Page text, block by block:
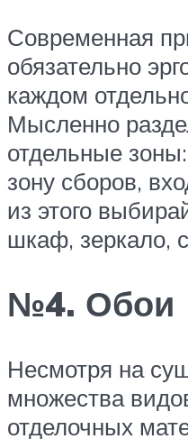
Современная
обязательно
каждом
Мысленно
отдельные
зону сборов,
из этого
шкаф, зеркало,
№4. Обои
Несмотря на
множества
отделочных